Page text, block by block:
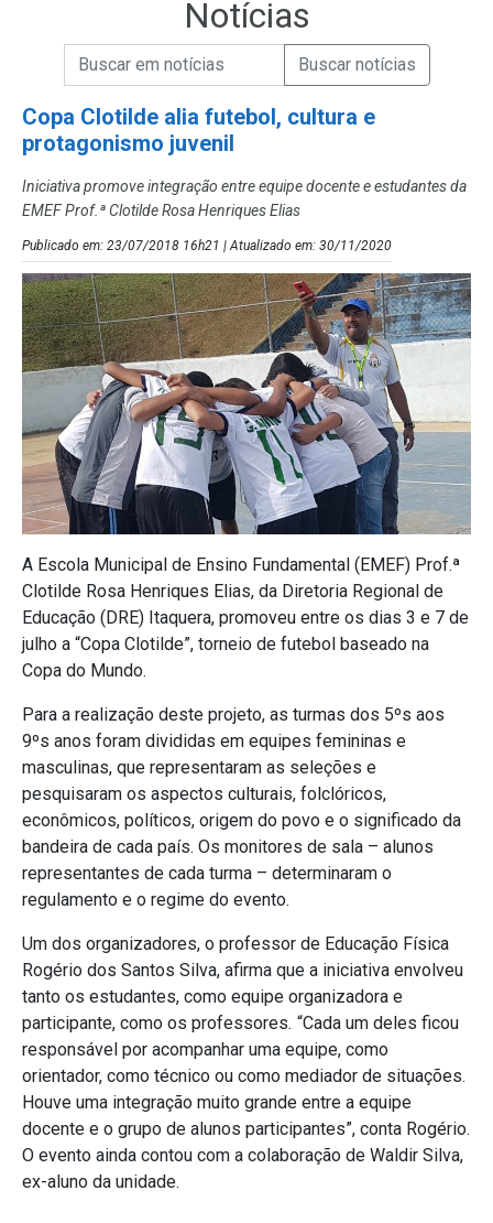
Notícias
Campo de Busca de Notícias
Campo de Busca de informaçõesEnviar a Busca de Notícias
Copa Clotilde alia futebol, cultura e
protagonismo juvenil
Iniciativa promove integração entre equipe docente e estudantes da
EMEF Prof.ª Clotilde Rosa Henriques Elias
Publicado em: 23/07/2018 16h21 | Atualizado em: 30/11/2020
A Escola Municipal de Ensino Fundamental (EMEF) Prof.ª
Clotilde Rosa Henriques Elias, da Diretoria Regional de
Educação (DRE) Itaquera, promoveu entre os dias 3 e 7 de
julho a “Copa Clotilde”, torneio de futebol baseado na
Copa do Mundo.
Para a realização deste projeto, as turmas dos 5ºs aos
9ºs anos foram divididas em equipes femininas e
masculinas, que representaram as seleções e
pesquisaram os aspectos culturais, folclóricos,
econômicos, políticos, origem do povo e o significado da
bandeira de cada país. Os monitores de sala – alunos
representantes de cada turma – determinaram o
regulamento e o regime do evento.
Um dos organizadores, o professor de Educação Física
Rogério dos Santos Silva, afirma que a iniciativa envolveu
tanto os estudantes, como equipe organizadora e
participante, como os professores. “Cada um deles ficou
responsável por acompanhar uma equipe, como
orientador, como técnico ou como mediador de situações.
Houve uma integração muito grande entre a equipe
docente e o grupo de alunos participantes”, conta Rogério.
O evento ainda contou com a colaboração de Waldir Silva,
ex-aluno da unidade.